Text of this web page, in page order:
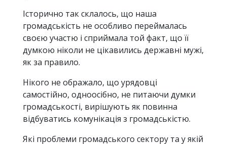
Історично так склалось, що наша
громадськість не особливо переймалась
своєю участю і сприймала той факт, що її
думкою ніколи не цікавились державні мужі,
як за правило.
Нікого не ображало, що урядовці
самостійно, одноосібно, не питаючи думки
громадськості, вирішують як повинна
відбуватись комунікація з громадськістю.
Які проблеми громадського сектору та у якій